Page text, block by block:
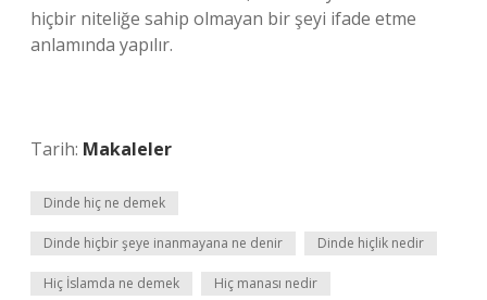
hiçbir niteliğe sahip olmayan bir şeyi ifade etme
anlamında yapılır.
Tarih: Makaleler
Dinde hiç ne demek
Dinde hiçbir şeye inanmayana ne denir Dinde hiçlik nedir
Hiç İslamda ne demek Hiç manası nedir